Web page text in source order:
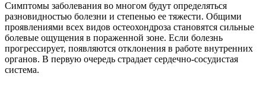
Симптомы заболевания во многом будут определяться
разновидностью болезни и степенью ее тяжести. Общими
проявлениями всех видов остеохондроза становятся сильные
болевые ощущения в пораженной зоне. Если болезнь
прогрессирует, появляются отклонения в работе внутренних
органов. В первую очередь страдает сердечно-сосудистая
система.